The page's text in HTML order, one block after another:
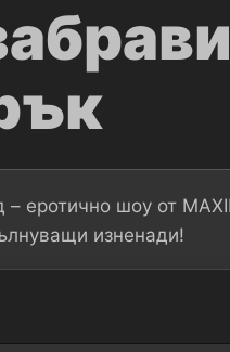
еротично шоу от
изненади!